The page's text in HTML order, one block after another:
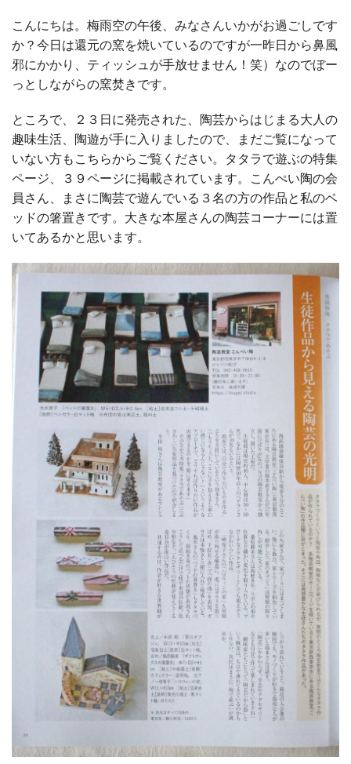
こんにちは。梅雨空の午後、みなさんいかがお過ごしです
か？今日は還元の窯を焼いているのですが一昨日から鼻風
邪にかかり、ティッシュが手放せません！笑）なのでぼー
っとしながらの窯焚きです。
ところで、２３日に発売された、陶芸からはじまる大人の
趣味生活、陶遊が手に入りましたので、まだご覧になって
いない方もこちらからご覧ください。タタラで遊ぶの特集
ページ、３９ページに掲載されています。こんぺい陶の会
員さん、まさに陶芸で遊んでいる３名の方の作品と私のベ
ッドの箸置きです。大きな本屋さんの陶芸コーナーには置
いてあるかと思います。